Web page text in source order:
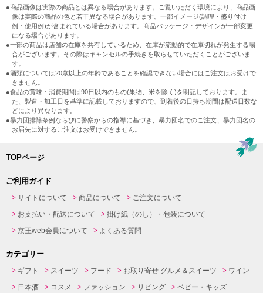
●商品画像は実際の商品とは異なる場合があります。ご覧いただく環境により、商品画
像は実際の商品の色と若干異なる場合があります。一部イメージ(調理・盛り付け
例・使用例)が含まれている場合があります。商品パッケージ・デザインが一部変更
になる場合があります。
●一部の商品は店舗の在庫を共有しているため、在庫が流動的で在庫切れが発生する場
合がございます。その際はキャンセルの手続きを取らせていただくことがございま
す。
●酒類については20歳以上の年齢であることを確認できない場合にはご注文はお受けで
きません。
●食品の賞味・消費期間は90日以内のもの(果物、米を除く)を明記しております。ま
た、製造・加工日を基準に記載しておりますので、到着後の日持ち期間は配送日数な
どにより異なります。
●暴力団排除条例ならびに警察からの指導に基づき、暴力団名でのご注文、暴力団名の
お届先に対するご注文はお受けできません。
TOPページ
ご利用ガイド
サイトについて 商品について
ご注文について
お支払い・配送について
掛け紙（のし）・包装について
京王web会員について
よくある質問
カテゴリー
ギフト スイーツ フード お取り寄せ グルメ＆スイーツ
ワイン
日本酒
コスメ ファッション リビング
ベビー・キッズ